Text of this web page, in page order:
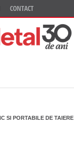
CONTACT
SI PORTABILE DE TAIERE